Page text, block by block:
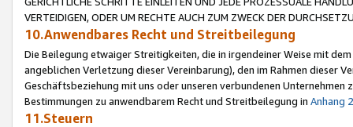
VERTEIDIGEN, ODER UM RECHTE AUCH ZUM ZWECK DER
10.Anwendbares Recht und Streitbeilegung
Die Beilegung etwaiger Streitigkeiten, die in irgendeiner Weise mit
angeblichen Verletzung dieser Vereinbarung), den im Rahmen dieser
Geschäftsbeziehung mit uns oder unseren verbundenen
Bestimmungen zu anwendbarem Recht und Streitbeilegung in Anhang 2
11.Steuern